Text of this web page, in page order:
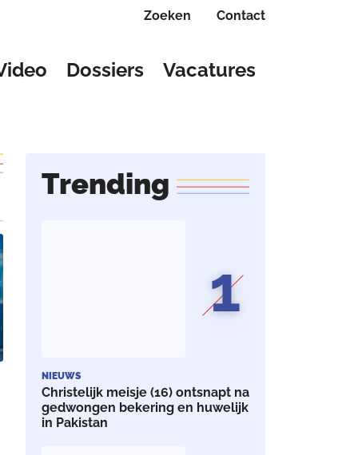
Zoeken Contact
Dossiers Vacatures
Trending
1
NIEUWS
Christelijk meisje (16) ontsnapt na
gedwongen bekering en huwelijk
in Pakistan